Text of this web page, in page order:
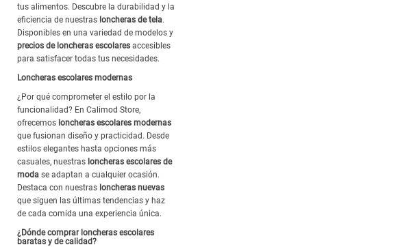
tus alimentos. Descubre la durabilidad y la
eficiencia de nuestras loncheras de tela.
Disponibles en una variedad de modelos y
precios de loncheras escolares accesibles
para satisfacer todas tus necesidades.
Loncheras escolares modernas
¿Por qué comprometer el estilo por la
funcionalidad? En Calimod Store,
ofrecemos loncheras escolares modernas
que fusionan diseño y practicidad. Desde
estilos elegantes hasta opciones más
casuales, nuestras loncheras escolares de
moda se adaptan a cualquier ocasión.
Destaca con nuestras loncheras nuevas
que siguen las últimas tendencias y haz
de cada comida una experiencia única.
¿Dónde comprar loncheras escolares
baratas y de calidad?